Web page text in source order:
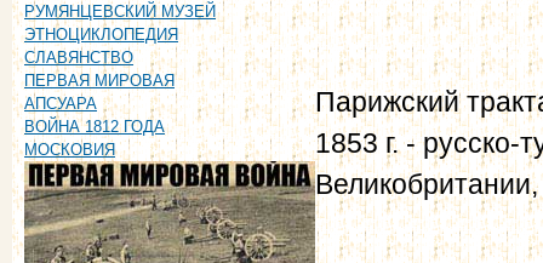
РУМЯНЦЕВСКИЙ МУЗЕЙ
ЭТНОЦИКЛОПЕДИЯ
СЛАВЯНСТВО
ПЕРВАЯ МИРОВАЯ
АПСУАРА
ВОЙНА 1812 ГОДА
МОСКОВИЯ
Парижский
1853 г. - русско-